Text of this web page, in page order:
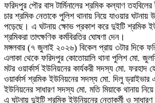
ফরিদপুর পৌর বাস টার্মিনালের শ্রমিক কল্যাণ
চার শ্রমিক নেতাকে পুলিশ থানায় নিয়ে যাওয়ার
পড়েছে। এ ঘটনায় ক্ষোভ প্রকাশ করে দুইটি শ্রমিক
শ্রমিকরা তাৎক্ষণিক কর্মবিরতির ঘোষণা দেন।
মঙ্গলবার (৭ জুলাই ২০২৬) বিকেল প্রায় ৩টার দিকে
এলাকা থেকে ফরিদপুর কোতোয়ালি থানা পুলিশ মো.
মটর ওয়ার্কার্স ইউনিয়নের কার্যকরী সদস্য মো. ফরহাদ
ওয়ার্কার্স শ্রমিক ইউনিয়নের সদস্য মো. দিলু
ইউনিয়নের সাধারণ সদস্য মো. মতি মিয়াকে থানায়
এ ঘটনায় দুইটি শ্রমিক ইউনিয়নের নেতাকর্মী ও